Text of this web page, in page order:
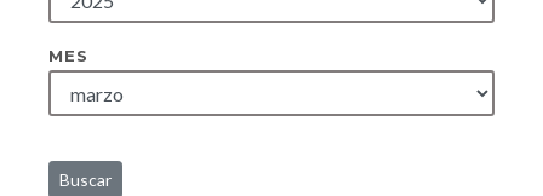
MES
Buscar